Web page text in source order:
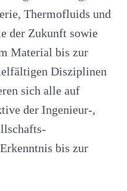
Thermofluids und
der Zukunft sowie
Material bis zur
Disziplinen
sich alle auf
der Ingenieur-,
bis zur